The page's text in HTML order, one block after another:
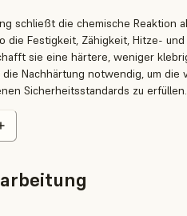
schließt die chemische Reaktion
die Festigkeit, Zähigkeit, Hitze-
sie eine härtere, weniger
Nachhärtung notwendig, um die
Sicherheitsstandards zu erfüllen.